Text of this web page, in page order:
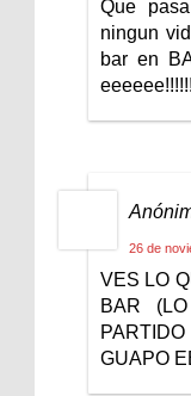
Que
ningun
bar en
26 de
VES LO
BAR
GUAPO